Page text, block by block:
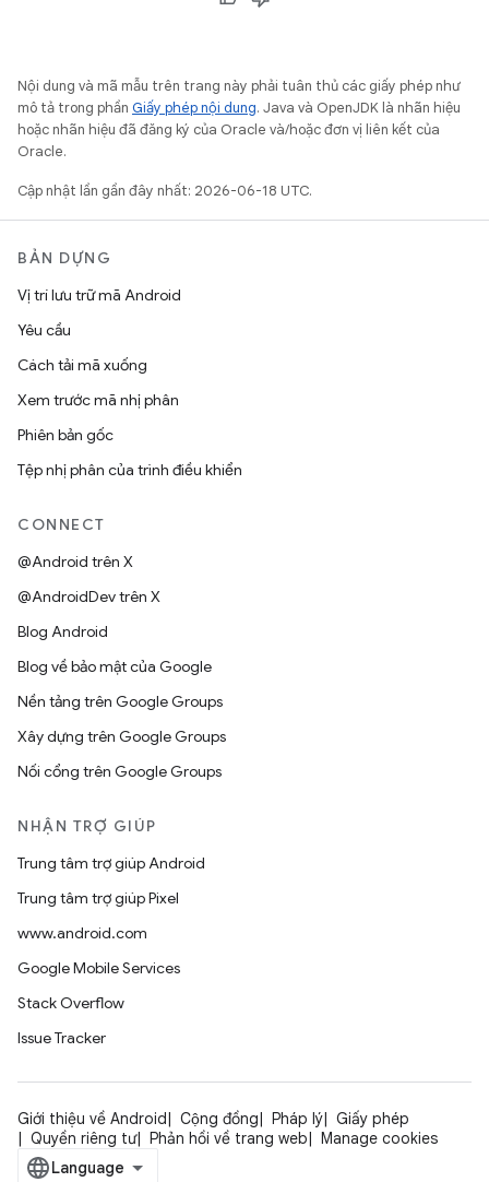
Nội dung và mã mẫu trên trang này phải tuân thủ các giấy phép như
mô tả trong phần Giấy phép nội dung. Java và OpenJDK là nhãn hiệu
hoặc nhãn hiệu đã đăng ký của Oracle và/hoặc đơn vị liên kết của
Oracle.
Cập nhật lần gần đây nhất: 2026-06-18 UTC.
BẢN DỰNG
Vị trí lưu trữ mã Android
Yêu cầu
Cách tải mã xuống
Xem trước mã nhị phân
Phiên bản gốc
Tệp nhị phân của trình điều khiển
CONNECT
@Android trên X
@AndroidDev trên X
Blog Android
Blog về bảo mật của Google
Nền tảng trên Google Groups
Xây dựng trên Google Groups
Nối cổng trên Google Groups
NHẬN TRỢ GIÚP
Trung tâm trợ giúp Android
Trung tâm trợ giúp Pixel
www.android.com
Google Mobile Services
Stack Overflow
Issue Tracker
Giới thiệu về Android Cộng đồng Pháp lý
Giấy phép
Quyền riêng tư
Phản hồi về trang web Manage cookies